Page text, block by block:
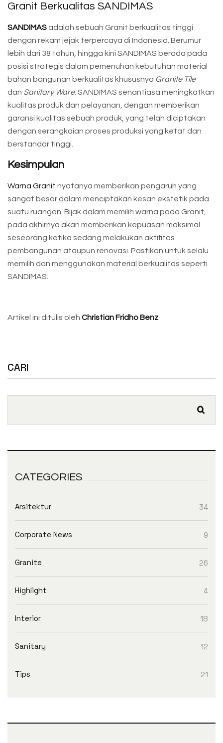
Granit Berkualitas SANDIMAS
SANDIMAS adalah sebuah Granit berkualitas tinggi
dengan rekam jejak terpercaya di Indonesia. Berumur
lebih dari 38 tahun, hingga kini SANDIMAS berada pada
posisi strategis dalam pemenuhan kebutuhan material
bahan bangunan berkualitas khususnya Granite Tile
dan Sanitary Ware. SANDIMAS senantiasa meningkatkan
kualitas produk dan pelayanan, dengan memberikan
garansi kualitas sebuah produk, yang telah diciptakan
dengan serangkaian proses produksi yang ketat dan
berstandar tinggi.
Kesimpulan
Warna Granit nyatanya memberikan pengaruh yang
sangat besar dalam menciptakan kesan ekstetik pada
suatu ruangan. Bijak dalam memilih warna pada Granit,
pada akhirnya akan memberikan kepuasan maksimal
seseorang ketika sedang melakukan aktifitas
pembangunan ataupun renovasi. Pastikan untuk selalu
memilih dan menggunakan material berkualitas seperti
SANDIMAS.
Artikel ini ditulis oleh Christian Fridho Benz
CARI
CATEGORIES
Arsitektur 34
Corporate News 9
Granite 26
Highlight 4
Interior 18
Sanitary 12
Tips 21